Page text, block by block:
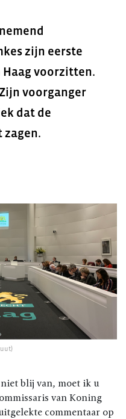
zijn eerste
Haag voorzitten.
voorganger
dat de
blij van, moet ik u
van Koning
commentaar op